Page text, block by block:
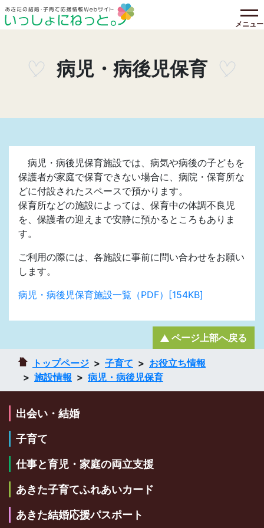
メニュー
病児・病後児保育
病児・病後児保育施設では、病気や病後の子どもを
保護者が家庭で保育できない場合に、病院・保育所な
どに付設されたスペースで預かります。
保育所などの施設によっては、保育中の体調不良児
を、保護者の迎えまで安静に預かるところもありま
す。
ご利用の際には、各施設に事前に問い合わせをお願い
します。
病児・病後児保育施設一覧（PDF）[154KB]
トップページ 子育て
お役立ち情報
施設情報
病児・病後児保育
ページ上部へ戻る
出会い・結婚
子育て
仕事と育児・家庭の両立支援
あきた子育てふれあいカード
あきた結婚応援パスポート